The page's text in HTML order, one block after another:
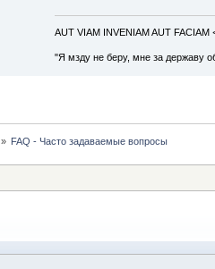
AUT VIAM INVENIAM AUT FACIAM
"Я мзду не беру, мне за державу
» FAQ - Часто задаваемые вопросы